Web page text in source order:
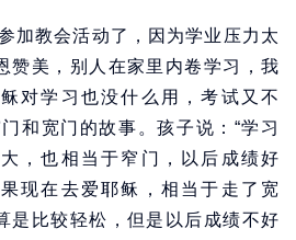
加教会活动了，因为学业压力太
赞美，别人在家里内卷学习，我
对学习也没什么用，考试又不
和宽门的故事。孩子说：“学习
，也相当于窄门，以后成绩好
现在去爱耶稣，相当于走了宽
是比较轻松，但是以后成绩不好